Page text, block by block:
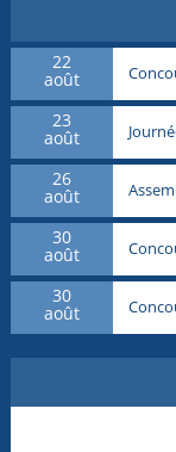
22
août
23
août
26
août
30
août
30
août